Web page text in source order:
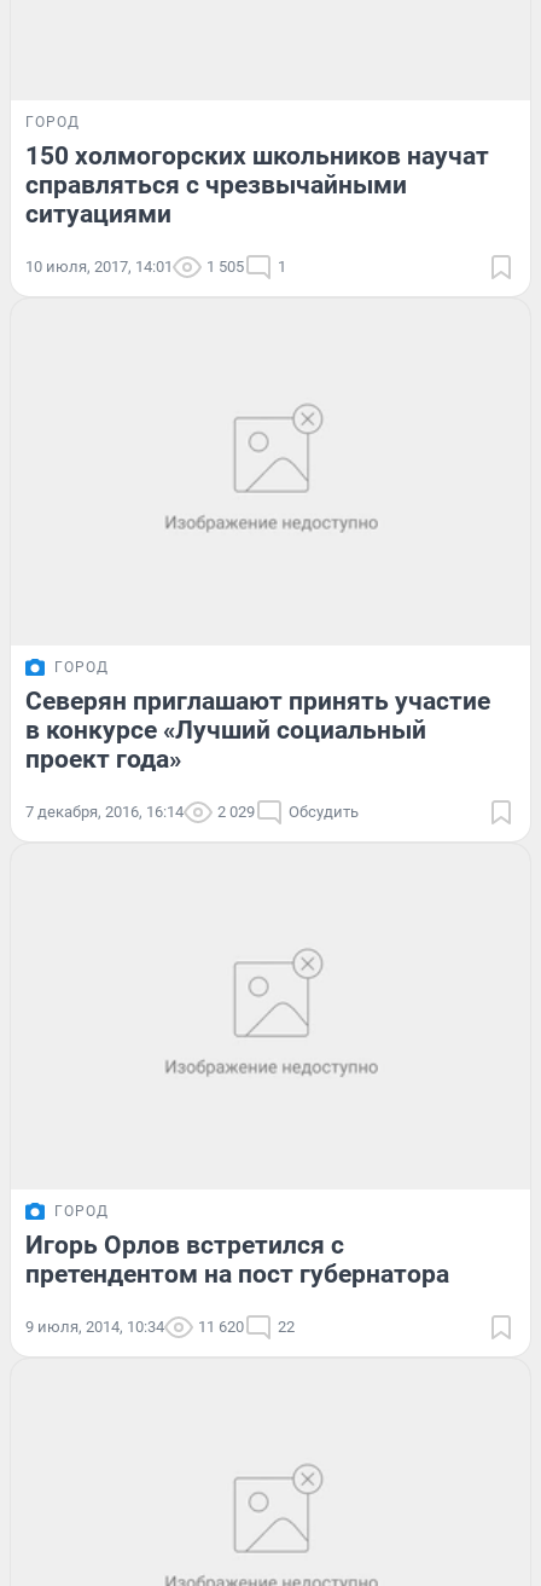
ГОРОД
150 холмогорских школьников научат
справляться с чрезвычайными
ситуациями
10 июля, 2017, 14:01 1 505 1
ГОРОД
Северян приглашают принять участие
в конкурсе «Лучший социальный
проект года»
7 декабря, 2016, 16:14 2 029 Обсудить
ГОРОД
Игорь Орлов встретился с
претендентом на пост губернатора
9 июля, 2014, 10:34 11 620 22